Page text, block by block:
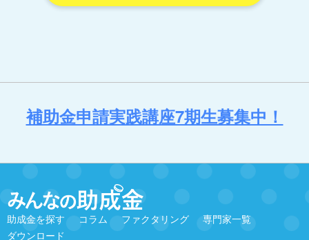
補助金申請実践講座7期生募集中！
助成金を探す コラム ファクタリング
専門家一覧
ダウンロード